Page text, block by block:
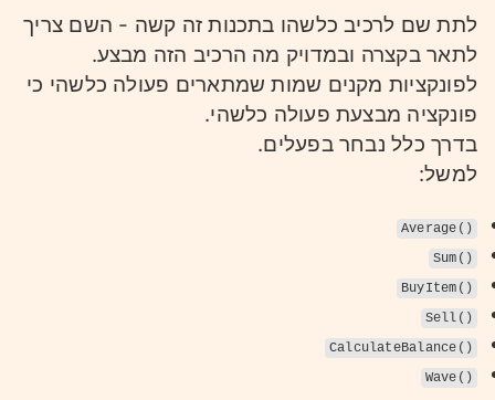
לתת שם לרכיב כלשהו בתכנות זה קשה - השם צריך
לתאר בקצרה ובמדויק מה הרכיב הזה מבצע.
לפונקציות מקנים שמות שמתארים פעולה כלשהי כי
פונקציה מבצעת פעולה כלשהי.
בדרך כלל נבחר בפעלים.
למשל:
Average()
Sum()
BuyItem()
Sell()
CalculateBalance()
Wave()